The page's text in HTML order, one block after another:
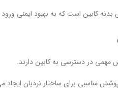
بدنه کابین است که به بهبود ایمنی
مهمی در دسترسی به کابین دارند.
مناسبی برای ساختار نردبان ایجاد